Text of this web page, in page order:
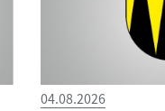
04.08.2026